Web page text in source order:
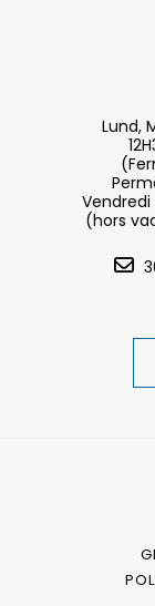
Lund,
Vendredi
(hors